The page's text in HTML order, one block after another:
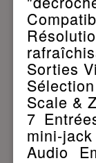
Sorties
Scale &
7
mini-
Audio